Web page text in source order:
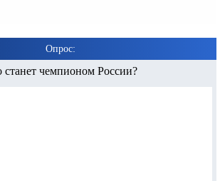
Опрос:
станет чемпионом России?